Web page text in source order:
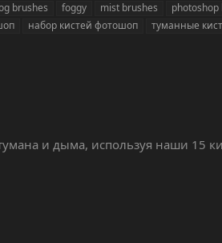
brushes foggy mist brushes
набор кистей фотошоп туманные
и дыма, используя наши 15